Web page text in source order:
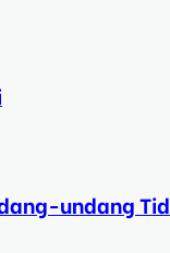
undang